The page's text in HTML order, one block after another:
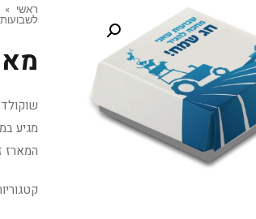
ראשי »
לשבועות
מגיע
המארז